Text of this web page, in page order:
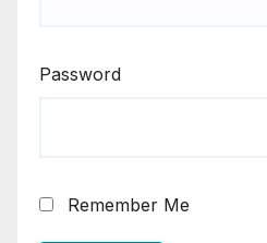
Password
Remember Me